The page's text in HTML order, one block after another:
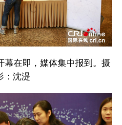
幕在即，媒体集中报到。摄
：沈湜